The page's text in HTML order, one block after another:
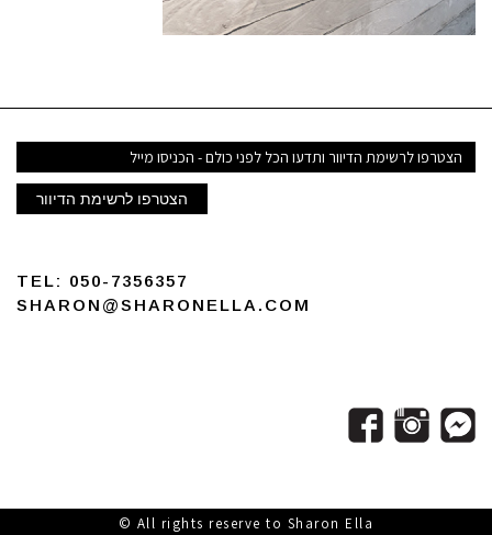
TEL:
SHARON@SHARONELLA.COM
All rights reserve to Sharon